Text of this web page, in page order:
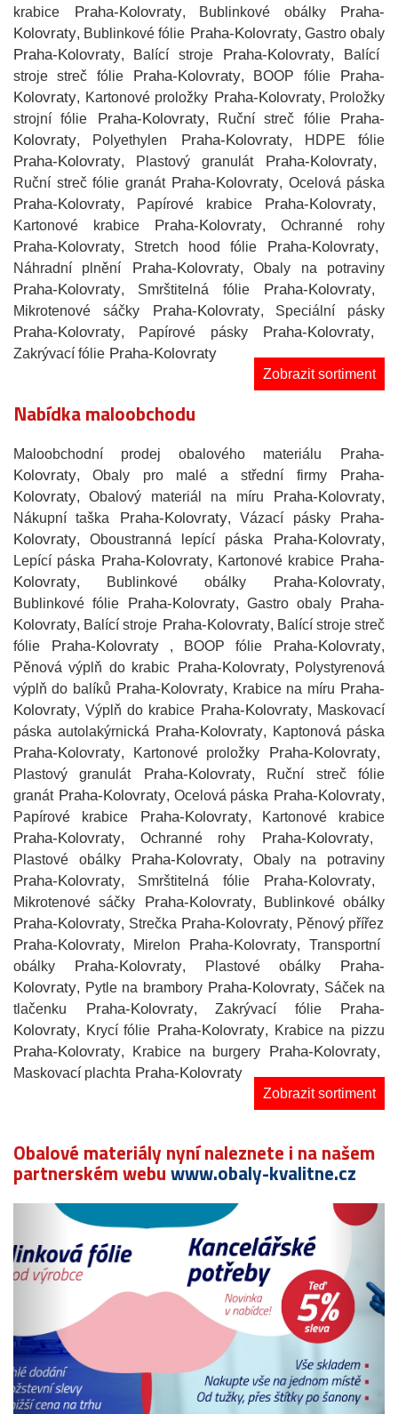
krabice Praha-Kolovraty, Bublinkové obálkyPraha-
Kolovraty, Bublinkové fólie Praha-Kolovraty, Gastro obaly
Praha-Kolovraty, Balící strojePraha-Kolovraty, Balící
stroje streč fóliePraha-Kolovraty, BOOP fóliePraha-
Kolovraty, Kartonové proložky Praha-Kolovraty, Proložky
strojní fólie Praha-Kolovraty, Ruční streč fóliePraha-
Kolovraty, Polyethylen Praha-Kolovraty, HDPE fólie
Praha-Kolovraty, Plastový granulátPraha-Kolovraty,
Ruční streč fólie granátPraha-Kolovraty, Ocelová páska
Praha-Kolovraty, Papírové krabicePraha-Kolovraty,
Kartonové krabicePraha-Kolovraty, Ochranné rohy
Praha-Kolovraty, Stretch hood fólie Praha-Kolovraty,
Náhradní plněníPraha-Kolovraty, Obaly na potraviny
Praha-Kolovraty, Smrštitelná fóliePraha-Kolovraty,
Mikrotenové sáčkyPraha-Kolovraty, Speciální pásky
Praha-Kolovraty, Papírové páskyPraha-Kolovraty,
Zakrývací fólie Praha-Kolovraty
Zobrazit sortiment
Nabídka maloobchodu
Maloobchodní prodej obalového materiálu
Praha-
Kolovraty, Obaly pro malé a střední firmyPraha-
Kolovraty, Obalový materiál na míru Praha-Kolovraty,
Nákupní taška
Praha-Kolovraty, Vázací páskyPraha-
Kolovraty, Oboustranná lepící páska Praha-Kolovraty,
Lepící páska Praha-Kolovraty, Kartonové krabice Praha-
Kolovraty, Bublinkové obálky Praha-Kolovraty,
Bublinkové fólie Praha-Kolovraty, Gastro obaly Praha-
Kolovraty, Balící stroje Praha-Kolovraty, Balící stroje streč
fólie Praha-Kolovraty , BOOP fólie Praha-Kolovraty,
Pěnová výplň do krabic Praha-Kolovraty, Polystyrenová
výplň do balíků Praha-Kolovraty, Krabice na míru Praha-
Kolovraty, Výplň do krabice Praha-Kolovraty, Maskovací
páska autolakýrnickáPraha-Kolovraty, Kaptonová páska
Praha-Kolovraty, Kartonové proložky Praha-Kolovraty,
Plastový granulátPraha-Kolovraty, Ruční streč fólie
granátPraha-Kolovraty, Ocelová páska Praha-Kolovraty,
Papírové krabicePraha-Kolovraty, Kartonové krabice
Praha-Kolovraty, Ochranné rohy Praha-Kolovraty,
Plastové obálkyPraha-Kolovraty, Obaly na potraviny
Praha-Kolovraty, Smrštitelná fóliePraha-Kolovraty,
Mikrotenové sáčky Praha-Kolovraty, Bublinkové obálky
Praha-Kolovraty, StrečkaPraha-Kolovraty, Pěnový přířez
Praha-Kolovraty, Mirelon Praha-Kolovraty, Transportní
obálky Praha-Kolovraty, Plastové obálkyPraha-
Kolovraty, Pytle na bramboryPraha-Kolovraty, Sáček na
tlačenku
Praha-Kolovraty, Zakrývací fóliePraha-
Kolovraty, Krycí fólie Praha-Kolovraty, Krabice na pizzu
Praha-Kolovraty, Krabice na burgery Praha-Kolovraty,
Maskovací plachta Praha-Kolovraty
Zobrazit sortiment
Obalové materiály nyní naleznete i na našem
partnerském webuwww.obaly-kvalitne.cz
Předchozí